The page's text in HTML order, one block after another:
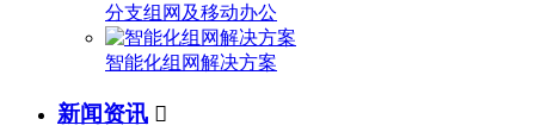
分支组网及移动办公
智能化组网解决方案
新闻资讯 